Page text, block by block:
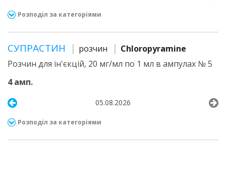
Розподіл за категоріями
СУПРАСТИН розчин
Chloropyramine
Розчин для ін'єкцій, 20 мг/мл по 1 мл в ампулах № 5
4 амп.
05.08.2026
Розподіл за категоріями